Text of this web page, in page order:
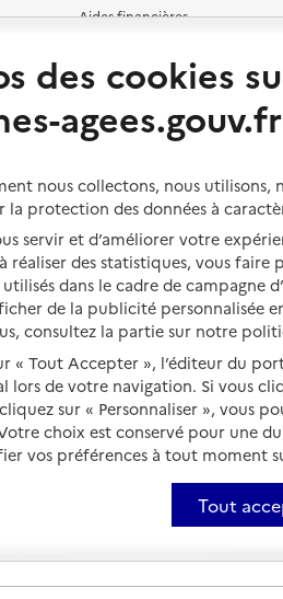
n° 060032133
domicile (aide)
sa
Aides financières
Vivre à domicile avec une
Être hospitalisé
Fin de vie à domicile
des cookies
agees.gouv.fr
nous collectons, nous
la protection des données à
servir et d’améliorer votre
réaliser des statistiques, vous
utilisés dans le cadre de
de la publicité personnalisée
consultez la partie sur notre
« Tout Accepter », l’éditeur du
lors de votre navigation. Si vous
sur « Personnaliser », vous
choix est conservé pour une
vos préférences à tout moment
Tout